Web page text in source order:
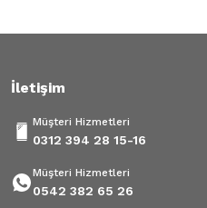
İletişim
Müşteri Hizmetleri
0312 394 28 15-16
Müşteri Hizmetleri
0542 382 65 26